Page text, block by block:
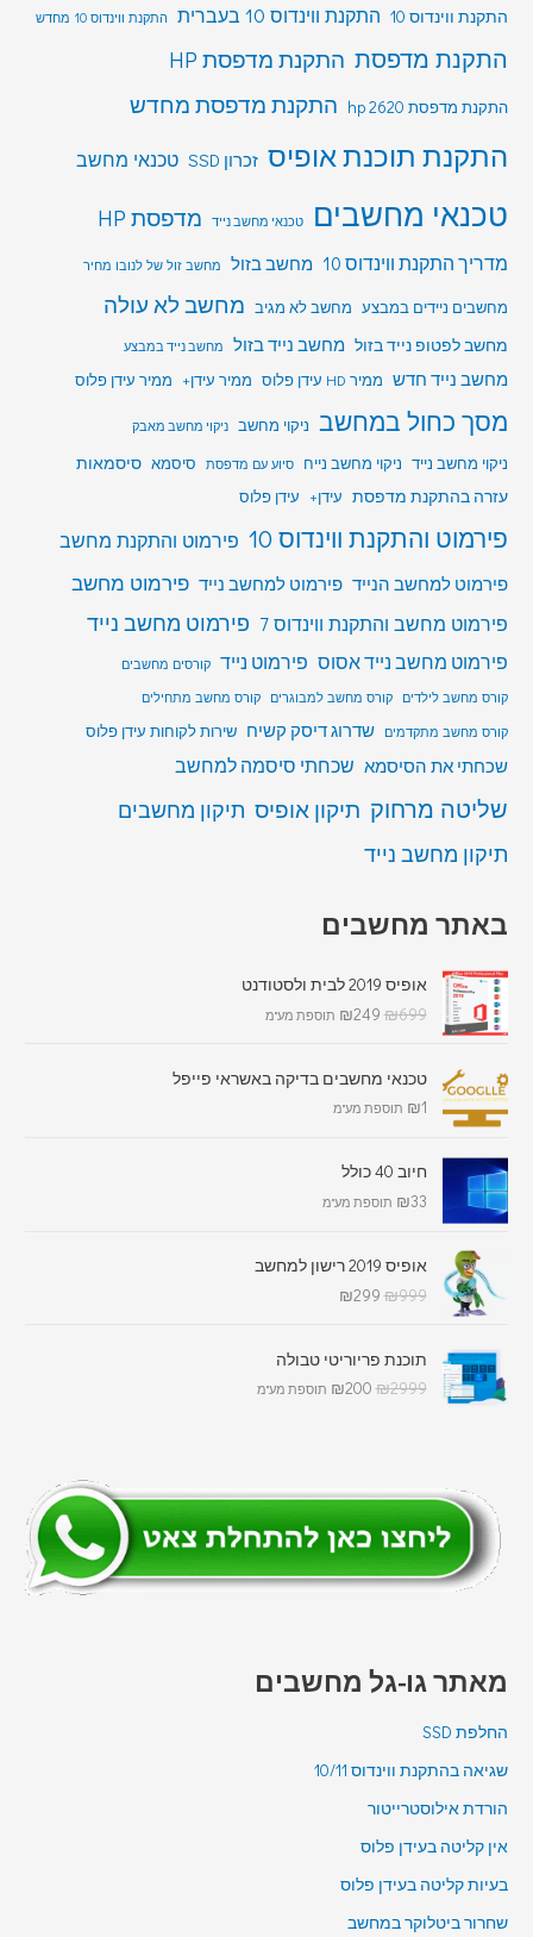
התקנת ווינדוס 10 התקנת ווינדוס 10 בעברית התקנת ווינדוס 10 מחדש
התקנת מדפסת התקנת מדפסת HP
התקנת מדפסת hp 2620 התקנת מדפסת מחדש
התקנת תוכנת אופיס זכרון SSD טכנאי מחשב
טכנאי מחשבים טכנאי מחשב נייד מדפסת HP
מדריך התקנת ווינדוס 10 מחשב בזול מחשב זול של לנובו מחיר
מחשבים ניידים במבצע מחשב לא מגיב מחשב לא עולה
מחשב לפטופ נייד בזול מחשב נייד בזול מחשב נייד במבצע
מחשב נייד חדש ממיר HD עידן פלוס ממיר עידן+ ממיר עידן פלוס
מסך כחול במחשב ניקוי מחשב ניקוי מחשב מאבק
ניקוי מחשב נייד ניקוי מחשב נייח סיוע עם מדפסת סיסמא סיסמאות
עזרה בהתקנת מדפסת עידן+ עידן פלוס
פירמוט והתקנת ווינדוס 10 פירמוט והתקנת מחשב
פירמוט למחשב הנייד פירמוט למחשב נייד פירמוט מחשב
פירמוט מחשב והתקנת ווינדוס 7
פירמוט מחשב נייד
פירמוט מחשב נייד אסוס פירמוט נייד קורסים מחשבים
קורס מחשב לילדים
קורס מחשב למבוגרים
קורס מחשב מתחילים
קורס מחשב מתקדמים
שדרוג דיסק קשיח שירות לקוחות עידן פלוס
שכחתי את הסיסמא שכחתי סיסמה למחשב
שליטה מרחוק תיקון אופיס תיקון מחשבים
תיקון מחשב נייד
באתר מחשבים
אופיס 2019 לבית ולסטודנט
₪699
₪249 תוספת מע"מ
טכנאי מחשבים בדיקה באשראי פייפל
₪1 תוספת מע"מ
חיוב 40 כולל
₪33 תוספת מע"מ
אופיס 2019 רישון למחשב
₪999
₪299
תוכנת פריוריטי טבולה
₪2999
₪200 תוספת מע"מ
מאתר גו-גל מחשבים
החלפת SSD
שגיאה בהתקנת ווינדוס 10/11
הורדת אילוסטרייטור
אין קליטה בעידן פלוס
בעיות קליטה בעידן פלוס
שחרור ביטלוקר במחשב